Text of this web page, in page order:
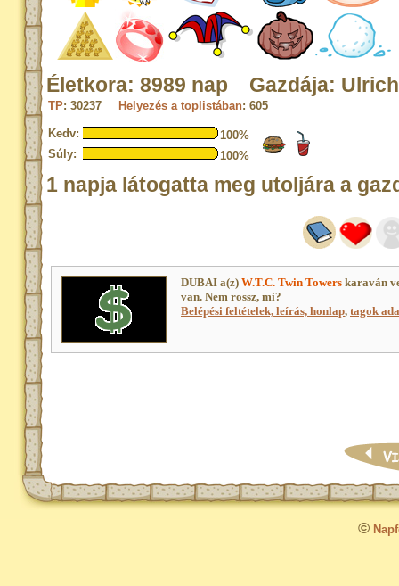
Életkora: 8989 nap Gazdája:
TP: 30237 Helyezés a toplistában: 605
Kedv:
100%
Súly:
100%
1 napja látogatta meg utoljára a
DUBAI a(z) W.T.C. Twin Towers karaván
van. Nem rossz, mi?
Belépési feltételek, leírás, honlap, tagok
©